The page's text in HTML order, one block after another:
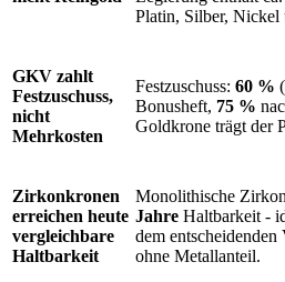
Platin, Silber, Nickel
GKV zahlt
Festzuschuss,
nicht
Mehrkosten
Festzuschuss: 60 %
Bonusheft, 75 %
Goldkrone trägt der
Zirkonkronen
erreichen heute
vergleichbare
Haltbarkeit
Monolithische
Jahre Haltbarkeit -
dem
ohne Metallanteil.